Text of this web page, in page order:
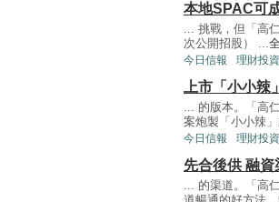
本地SPAC可
... 挑戰，但「高仁
次公開招股） ...
今日信報 理財投資
上市「小小辣
... 的版本。「高仁
案炮製「小小辣
今日信報 理財投資
先合後供 融資
... 的渠道。「高仁